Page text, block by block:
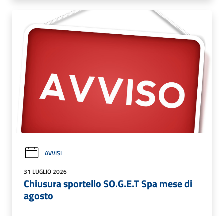
AVVISI
31 LUGLIO 2026
Chiusura sportello SO.G.E.T Spa mese di
agosto